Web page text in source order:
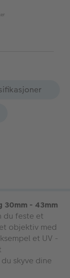
- 43mm
du feste et
objektiv med
et UV -
skyve dine